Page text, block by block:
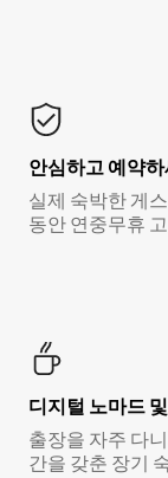
안심하고 예약
실제 숙박한 게
동안 연중무휴
디지털 노마드
출장을 자주 다
간을 갖춘 장기